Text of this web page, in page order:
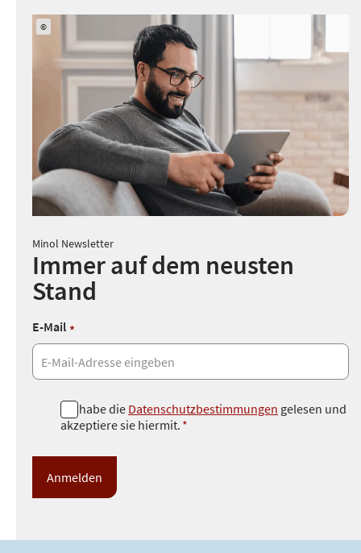
©
Minol Newsletter
Immer auf dem neusten
Stand
E-Mail *
h
Ich habe die Datenschutzbestimmungen gelesen und
akzeptiere sie hiermit. *